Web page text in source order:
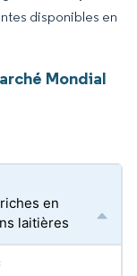
disponibles en
Mondial
en
laitières